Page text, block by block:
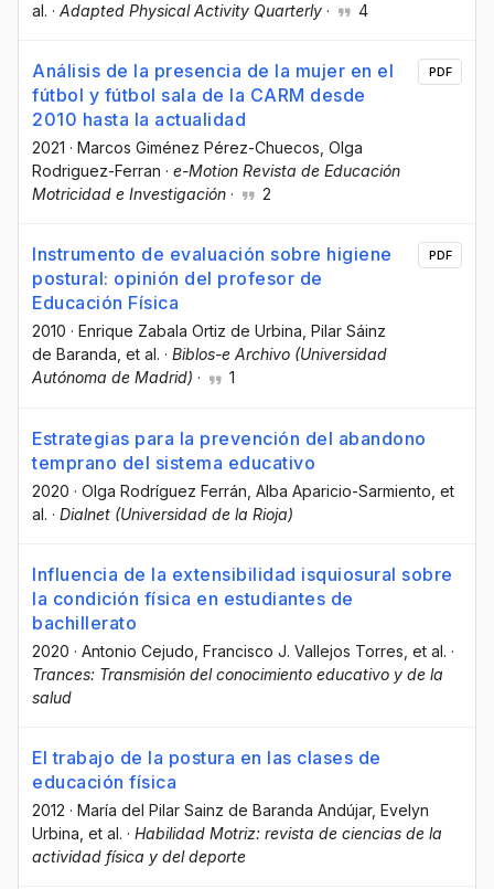
al. · Adapted Physical Activity Quarterly · 4
Análisis de la presencia de la mujer en el
fútbol y fútbol sala de la CARM desde
2010 hasta la actualidad
2021 · Marcos Giménez Pérez-Chuecos , Olga
Rodriguez-Ferran · e-Motion Revista de Educación
Motricidad e Investigación · 2
PDF
Instrumento de evaluación sobre higiene
postural: opinión del profesor de
Educación Física
2010 · Enrique Zabala Ortiz de Urbina , Pilar Sáinz
de Baranda , et al. · Biblos-e Archivo (Universidad
Autónoma de Madrid) · 1
PDF
Estrategias para la prevención del abandono
temprano del sistema educativo
2020 · Olga Rodríguez Ferrán , Alba Aparicio-Sarmiento , et
al. · Dialnet (Universidad de la Rioja)
Influencia de la extensibilidad isquiosural sobre
la condición física en estudiantes de
bachillerato
2020 · Antonio Cejudo , Francisco J. Vallejos Torres , et al. ·
Trances: Transmisión del conocimiento educativo y de la
salud
El trabajo de la postura en las clases de
educación física
2012 · María del Pilar Sainz de Baranda Andújar, Evelyn
Urbina , et al. · Habilidad Motriz: revista de ciencias de la
actividad física y del deporte